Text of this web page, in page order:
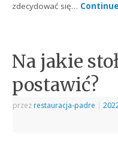
zdecydować się…
Na jakie
postawić?
przez restauracja-padre |